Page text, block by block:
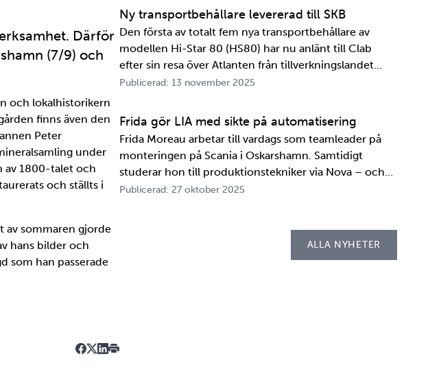
Därför
(7/9) och
och lokalhistorikern
finns även den
Peter
under
av 1800-talet och
och ställts i
av sommaren gjorde
hans bilder och
som han passerade
samarbetet mellan de två organisationerna. …
Ny transportbehållare levererad till SKB
Den första av totalt fem nya transportbehållare av
modellen Hi-Star 80 (HS80) har nu anlänt till Clab
efter sin resa över Atlanten från tillverkningslandet
USA. Innan transportbehållaren kan bli en del av SKB:s
tester och utbildningar. Redan 2008 i…
Publicerad: 13 november 2025
Frida gör LIA med sikte på automatisering
Frida Moreau arbetar till vardags som teamleader på
monteringen på Scania i Oskarshamn. Samtidigt
studerar hon till produktionstekniker via Nova – och
under tio veckor i höst gör hon både sin praktik, även
Publicerad: 27 oktober 2025
ALLA NYHETER